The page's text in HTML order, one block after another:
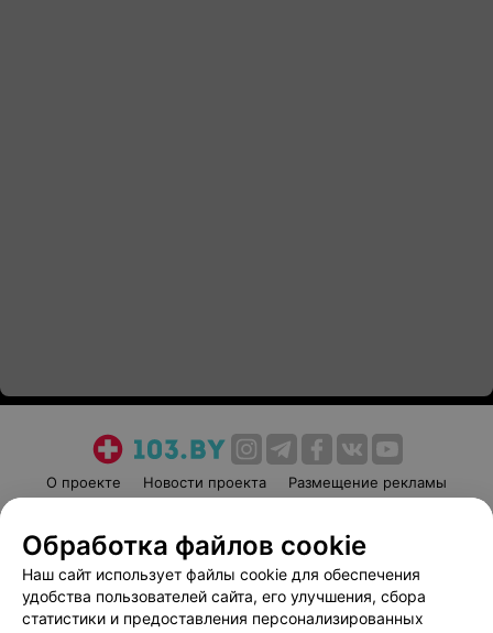
О проекте Новости проекта
Размещение рекламы
Пользовательское соглашение
Способы оплаты
Вакансии
Партнеры
Написать руководителю 103.by
Обработка файлов cookie
Наш сайт использует файлы cookie для обеспечения
удобства пользователей сайта, его улучшения, сбора
статистики и предоставления персонализированных